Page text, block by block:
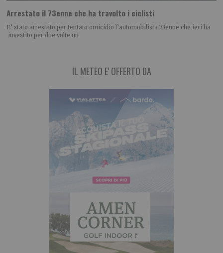
Arrestato il 73enne che ha travolto i ciclisti
E’ stato arrestato per tentato omicidio l’automobilista 73enne che ieri ha
investito per due volte un
IL METEO E' OFFERTO DA